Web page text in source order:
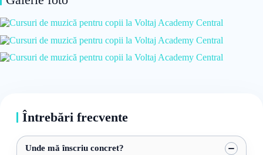
Întrebări frecvente
Unde mă înscriu concret?